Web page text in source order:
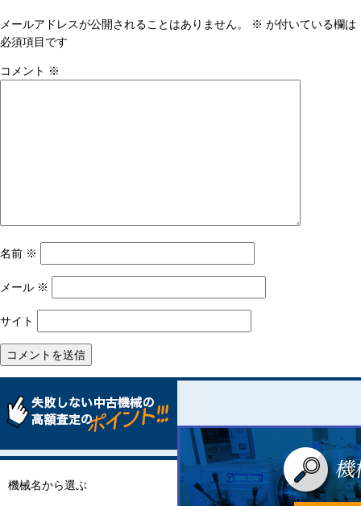
ナ
ビ
ゲ
メールアドレスが公開されることはありません。 ※ が付いている欄は
必須項目です
コメント ※
名前 ※
メール ※
サイト
機械名から選ぶ